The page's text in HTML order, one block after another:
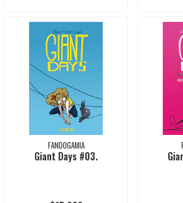
FANDOGAMIA
Giant Days #03.